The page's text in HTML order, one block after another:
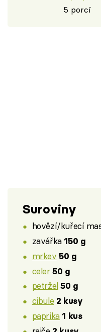
5 porcí
Suroviny
hovězí/kuřecí
zavářka 150 g
mrkev 50 g
celer 50 g
petržel 50 g
cibule 2 kusy
paprika 1 kus